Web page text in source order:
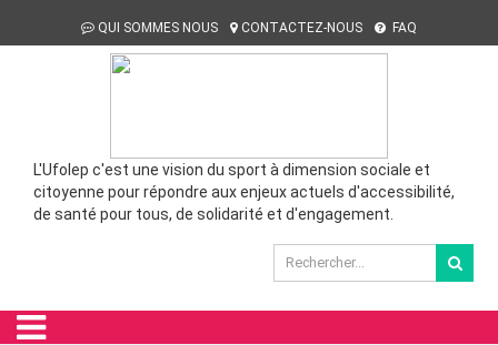
QUI SOMMES NOUS CONTACTEZ-NOUS FAQ
L'Ufolep c'est une vision du sport à dimension sociale et
citoyenne pour répondre aux enjeux actuels d'accessibilité,
de santé pour tous, de solidarité et d'engagement.